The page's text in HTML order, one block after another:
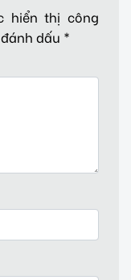
hiển thị công
dấu *